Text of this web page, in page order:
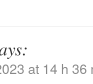
at 14 h 36